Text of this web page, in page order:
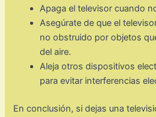
Apaga el televisor cuando
Asegúrate de que el
no obstruido por objetos
del aire.
Aleja otros dispositivos
para evitar interferencias
En conclusión, si dejas una